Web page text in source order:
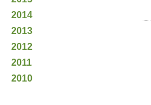
2014
2013
2012
2011
2010